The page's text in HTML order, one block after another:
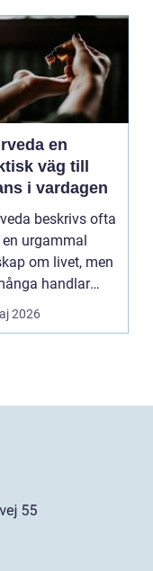
en
väg till
i vardagen
beskrivs ofta
urgammal
om livet, men
handlar
om något
2026